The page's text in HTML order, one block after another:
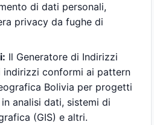
di dati personali,
privacy da fughe di
Il Generatore di Indirizzi
indirizzi conformi ai pattern
Bolivia per progetti
analisi dati, sistemi di
(GIS) e altri.